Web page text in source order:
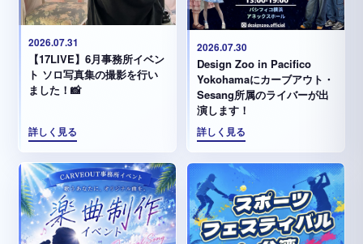
2026.07.31
【17LIVE】6月事務所イベン
ト ソロ写真集の撮影を行い
ました！📸
詳しく見る
2026.07.30
Design Zoo in Pacifico
Yokohamaにカーブアウト・
Sesang所属のライバーが出
演します！
詳しく見る